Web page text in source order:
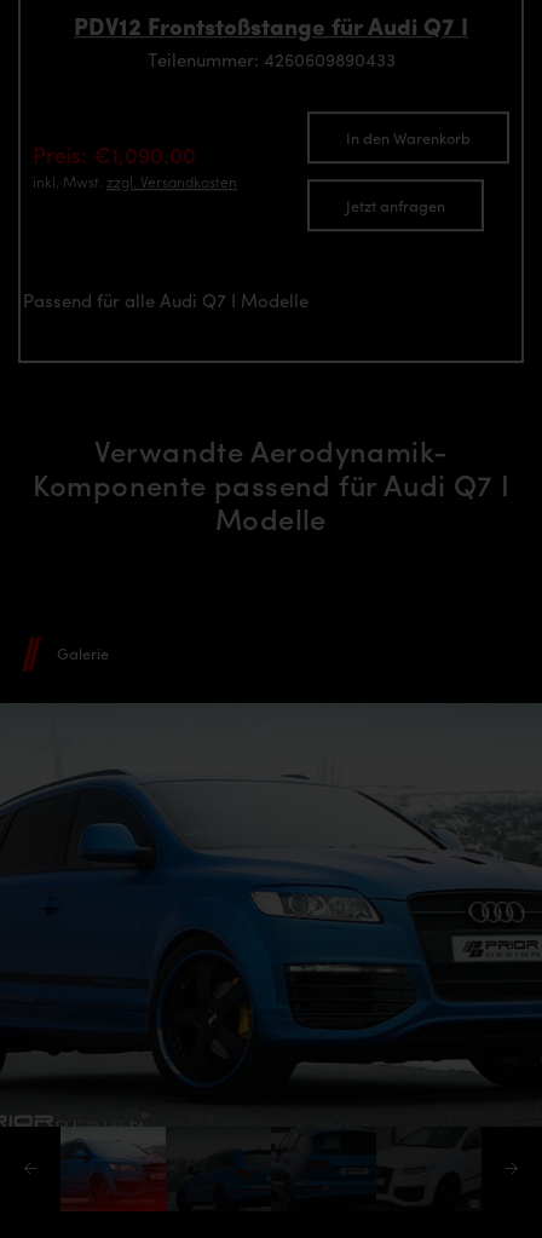
PDV12 Frontstoßstange für Audi Q7 I
Teilenummer: 4260609890433
Preis: €1,090.00
inkl. Mwst. zzgl. Versandkosten
In den Warenkorb
Jetzt anfragen
Passend für alle Audi Q7 I Modelle
Verwandte Aerodynamik-
Komponente passend für Audi Q7 I
Modelle
Galerie